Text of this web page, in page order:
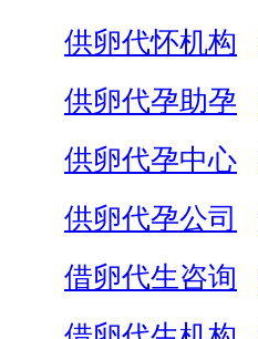
供卵代怀机构
供卵代孕助孕
供卵代孕中心
供卵代孕公司
借卵代生咨询